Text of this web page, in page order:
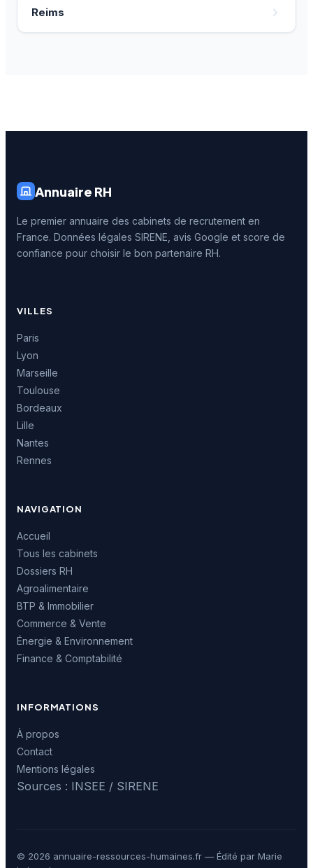
Reims
Annuaire RH
Le premier annuaire des cabinets de recrutement en
France. Données légales SIRENE, avis Google et score de
confiance pour choisir le bon partenaire RH.
VILLES
Paris
Lyon
Marseille
Toulouse
Bordeaux
Lille
Nantes
Rennes
NAVIGATION
Accueil
Tous les cabinets
Dossiers RH
Agroalimentaire
BTP & Immobilier
Commerce & Vente
Énergie & Environnement
Finance & Comptabilité
INFORMATIONS
À propos
Contact
Mentions légales
Sources : INSEE / SIRENE
© 2026 annuaire-ressources-humaines.fr — Édité par Marie